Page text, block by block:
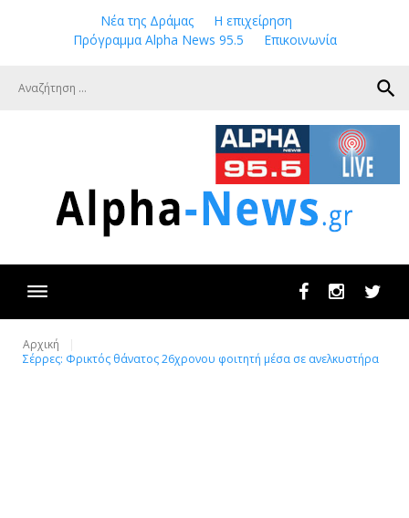
Νέα της Δράμας
Η επιχείρηση
Πρόγραμμα Alpha News 95.5
Επικοινωνία
search
FacebookInstagram
Αρχική
Σέρρες: Φρικτός θάνατος 26χρονου φοιτητή μέσα σε ανελκυστήρα